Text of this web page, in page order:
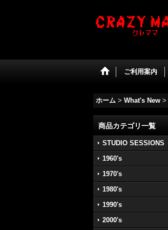
ご利用案内
ホーム > What's New >
商品カテゴリ一覧
STUDIO SESSIONS
1960's
1970's
1980's
1990's
2000's